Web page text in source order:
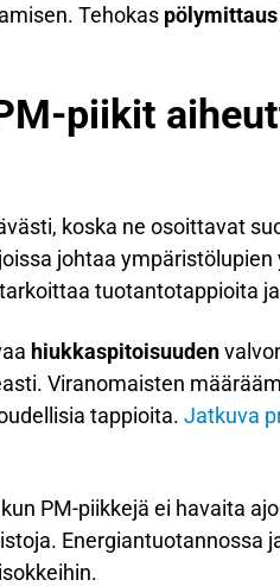
Tehokas pölymittaus
piikit
koska ne osoittavat
johtaa
tuotantotappioita
hiukkaspitoisuuden
Viranomaisten
tappioita. Jatkuva
PM-piikkejä ei havaita
Energiantuotannossa